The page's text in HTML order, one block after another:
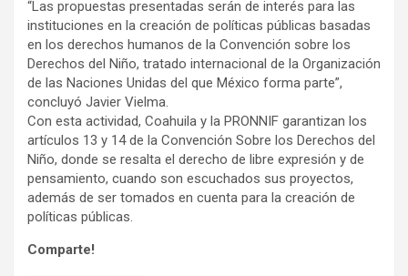
“Las propuestas presentadas serán de interés para las
instituciones en la creación de políticas públicas basadas
en los derechos humanos de la Convención sobre los
Derechos del Niño, tratado internacional de la Organización
de las Naciones Unidas del que México forma parte”,
concluyó Javier Vielma.
Con esta actividad, Coahuila y la PRONNIF garantizan los
artículos 13 y 14 de la Convención Sobre los Derechos del
Niño, donde se resalta el derecho de libre expresión y de
pensamiento, cuando son escuchados sus proyectos,
además de ser tomados en cuenta para la creación de
políticas públicas.
Comparte!